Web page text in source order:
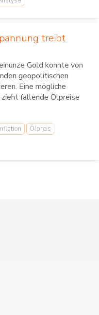
treibt
Gold konnte von
geopolitischen
Eine mögliche
fallende Ölpreise
Ölpreis